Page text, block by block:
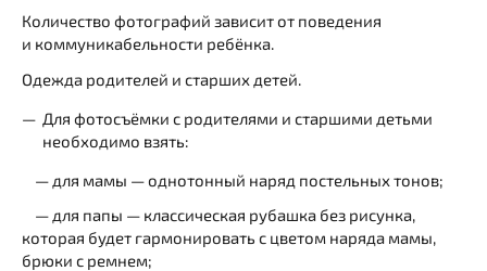
Количество фотографий зависит от поведения
и коммуникабельности ребёнка.
Одежда родителей и старших детей.
Для фотосъёмки с родителями и старшими детьми
необходимо взять:
— для мамы — однотонный наряд постельных тонов;
— для папы — классическая рубашка без рисунка,
которая будет гармонировать с цветом наряда мамы,
брюки с ремнем;